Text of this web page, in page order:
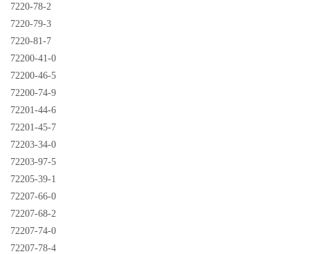
7220-78-2
7220-79-3
7220-81-7
72200-41-0
72200-46-5
72200-74-9
72201-44-6
72201-45-7
72203-34-0
72203-97-5
72205-39-1
72207-66-0
72207-68-2
72207-74-0
72207-78-4